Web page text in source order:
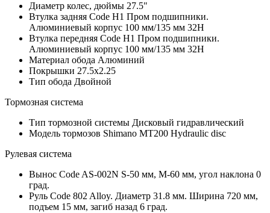
Диаметр колес, дюймы 27.5"
Втулка задняя Code H1 Пром подшипники.
Алюминиевый корпус 100 мм/135 мм 32H
Втулка передняя Code H1 Пром подшипники.
Алюминиевый корпус 100 мм/135 мм 32H
Материал обода Алюминий
Покрышки 27.5x2.25
Тип обода Двойной
Тормозная система
Тип тормозной системы Дисковый гидравлический
Модель тормозов Shimano MT200 Hydraulic disc
Рулевая система
Вынос Code AS-002N S-50 мм, M-60 мм, угол наклона 0
град.
Руль Code 802 Alloy. Диаметр 31.8 мм. Ширина 720 мм,
подъем 15 мм, загиб назад 6 град.